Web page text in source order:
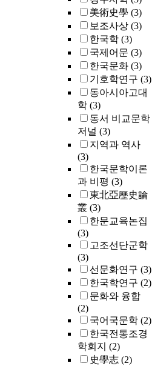
美術史學 (3)
보조사상 (3)
한국학 (3)
국제어문 (3)
한국문화 (3)
기호학연구 (3)
동아시아고대
학 (3)
동서 비교문학
저널 (3)
지역과 역사
(3)
한국문학이론
과 비평 (3)
東北亞歷史論
叢 (3)
한문교육논집
(3)
고조선단군학
(3)
선문화연구 (3)
한국학연구 (2)
문화와 융합
(2)
국어국문학 (2)
한국전통조경
학회지 (2)
史學志 (2)